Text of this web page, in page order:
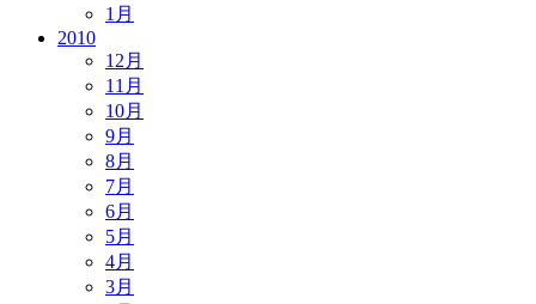
1月
2010
12月
11月
10月
9月
8月
7月
6月
5月
4月
3月